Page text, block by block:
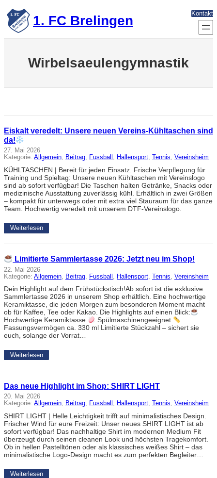
Zum
Inhalt
springen 1. FC Brelingen Kontakt
Wirbelsaeulengymnastik
Eiskalt veredelt: Unsere neuen Vereins-Kühltaschen sind
da!
27. Mai 2026
Kategorie: Allgemein, Beitrag, Fussball , Hallensport, Tennis, Vereinsheim
KÜHLTASCHEN | Bereit für jeden Einsatz. Frische Verpflegung für
Training und Spieltag: Unsere neuen Kühltaschen mit Vereinslogo
sind ab sofort verfügbar! Die Taschen halten Getränke, Snacks oder
medizinische Ausstattung zuverlässig kühl. Erhältlich in zwei Größen
– kompakt für unterwegs oder mit extra viel Stauraum für das ganze
Team. Hochwertig veredelt mit unserem DTF-Vereinslogo.
Weiterlesen
Limitierte Sammlertasse 2026: Jetzt neu im Shop!
22. Mai 2026
Kategorie: Allgemein Beitrag Fussball Hallensport Tennis Vereinsheim
Dein Highlight auf dem Frühstückstisch!Ab sofort ist die exklusive
Sammlertasse 2026 in unserem Shop erhältlich. Eine hochwertige
Keramiktasse, die jeden Morgen zum besonderen Moment macht –
ob für Kaffee, Tee oder Kakao. Die Highlights auf einen Blick:
Hochwertige Keramiktasse
Spülmaschinengeeignet
Fassungsvermögen ca. 330 ml Limitierte Stückzahl – sichert sie
euch, solange der Vorrat…
Weiterlesen
Das neue Highlight im Shop: SHIRT LIGHT
20. Mai 2026
Kategorie: Allgemein, Beitrag, Fussball , Hallensport, Tennis, Vereinsheim
SHIRT LIGHT | Helle Leichtigkeit trifft auf minimalistisches Design.
Frischer Wind für eure Freizeit: Unser neues SHIRT LIGHT ist ab
sofort verfügbar! Das nachhaltige Shirt im modernen Medium Fit
überzeugt durch seinen cleanen Look und höchsten Tragekomfort.
Ob in hellen Pastelltönen oder als klassisches weißes Shirt – das
minimalistische Logo-Design macht es zum perfekten Begleiter…
Weiterlesen